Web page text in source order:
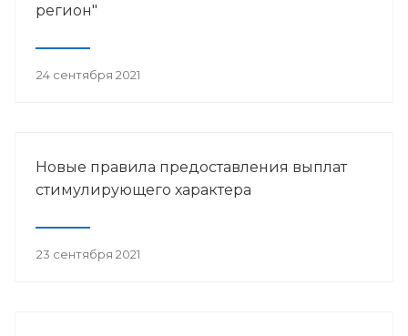
регион"
24 сентября 2021
Новые правила предоставления выплат
стимулирующего характера
23 сентября 2021